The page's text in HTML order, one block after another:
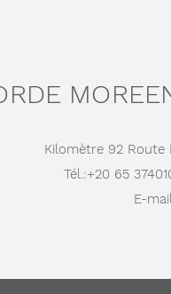
Kilomètre 92 Route
Tél.:+20 65
E-